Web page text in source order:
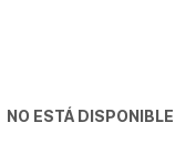
NO ESTÁ DISPONIBLE